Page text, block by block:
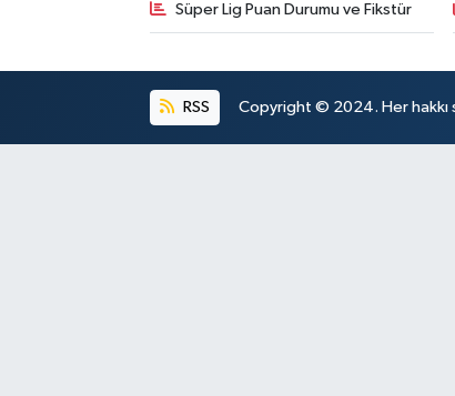
Süper Lig Puan Durumu ve Fikstür
RSS Copyright © 2024. Her hakkı